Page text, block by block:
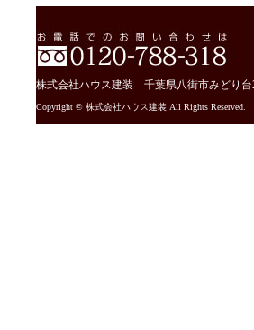
株式会社ハウス建装 千葉県八街市みどり台
Copyright © 株式会社ハウス建装 All Rights Reserved.